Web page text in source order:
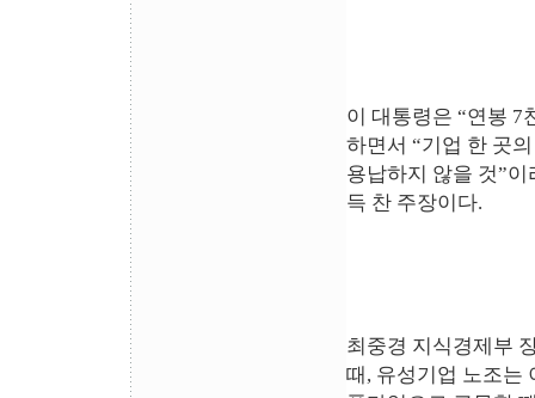
이 대통령은 “연봉 7
하면서 “기업 한 곳
용납하지 않을 것”
득 찬 주장이다.
최중경 지식경제부
때, 유성기업 노조는